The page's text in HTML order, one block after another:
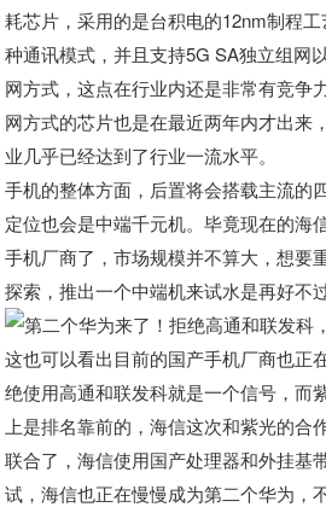
耗芯片，采用的是台积电的12nm制程
种通讯模式，并且支持5G SA独立组网
网方式，这点在行业内还是非常有竞争
网方式的芯片也是在最近两年内才出来
业几乎已经达到了行业一流水平。
手机的整体方面，后置将会搭载主流的
定位也会是中端千元机。毕竟现在的海
手机厂商了，市场规模并不算大，想要
探索，推出一个中端机来试水是再好不过
这也可以看出目前的国产手机厂商也正
绝使用高通和联发科就是一个信号，而
上是排名靠前的，海信这次和紫光的合
联合了，海信使用国产处理器和外挂基
试，海信也正在慢慢成为第二个华为，